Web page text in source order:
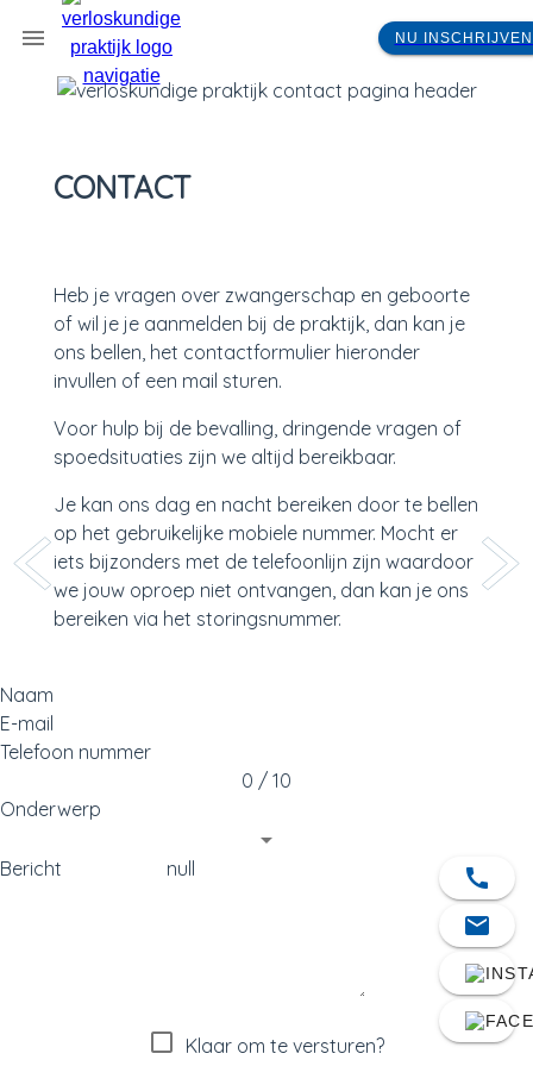
call
mail
NU INSCHRIJVEN
CONTACT
Heb je vragen over zwangerschap en geboorte
of wil je je aanmelden bij de praktijk, dan kan je
ons bellen, het contactformulier hieronder
invullen of een mail sturen.
Voor hulp bij de bevalling, dringende vragen of
spoedsituaties zijn we altijd bereikbaar.
Je kan ons dag en nacht bereiken door te bellen
op het gebruikelijke mobiele nummer. Mocht er
iets bijzonders met de telefoonlijn zijn waardoor
we jouw oproep niet ontvangen, dan kan je ons
bereiken via het storingsnummer.
Naam
E-mail
Telefoon nummer
0 / 10
Onderwerp
Bericht
Klaar om te versturen?